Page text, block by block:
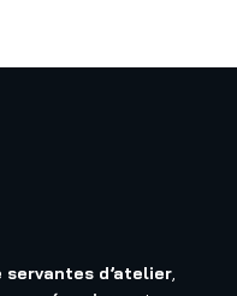
d’atelier